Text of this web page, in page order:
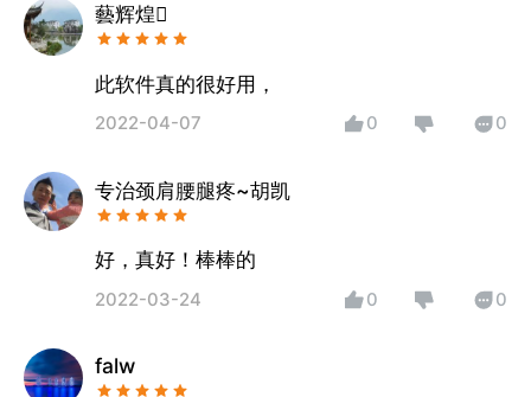
藝辉煌
此软件真的很好用，
2022-04-07 0 0
专治颈肩腰腿疼~胡凯
好，真好！棒棒的
2022-03-24 0 0
falw